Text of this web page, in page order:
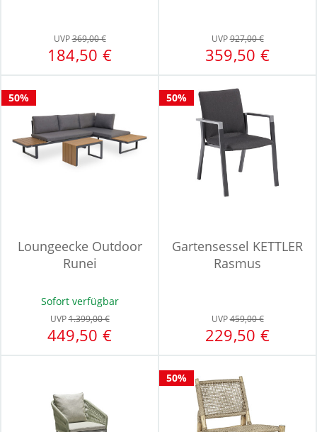
UVP369,00 €
184,50 €
UVP927,00 €
359,50 €
50%
Loungeecke Outdoor
Runei
Sofort verfügbar
UVP1.399,00 €
449,50 €
50%
Gartensessel KETTLER
Rasmus
UVP459,00 €
229,50 €
50%